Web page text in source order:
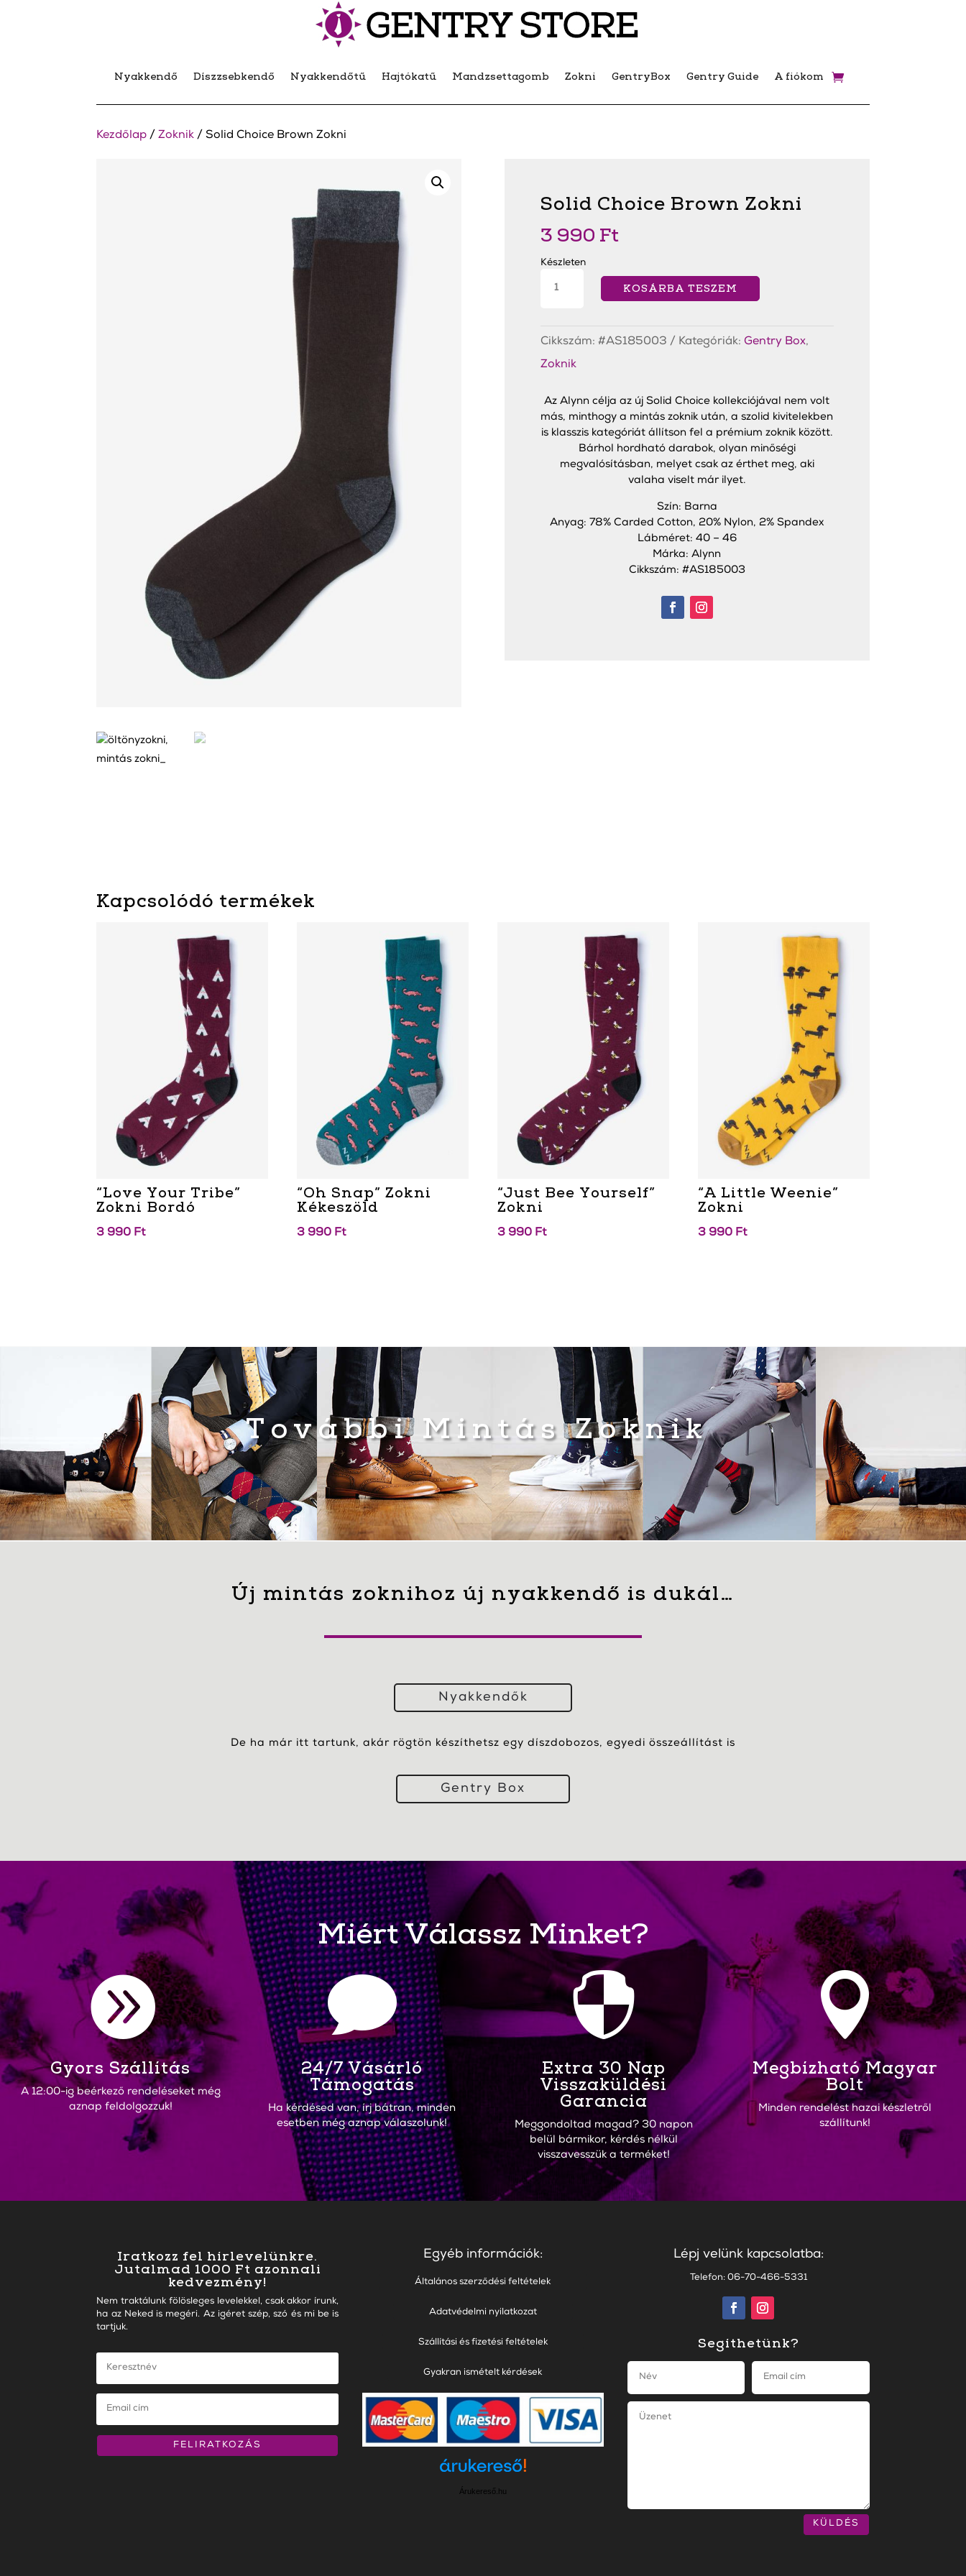
Nyakkendő Díszzsebkendő Nyakkendőtű Hajtókatű Mandzsettagomb Zokni GentryBox Gentry Guide A fiókom
Kezdőlap /Zoknik / Solid Choice Brown Zokni
Solid Choice Brown Zokni
3 990 Ft
Készleten
Choice
KOSÁRBA TESZEM
Cikkszám: #AS185003 Kategóriák: Gentry Box,
Zoknik
Az Alynn célja az új Solid Choice kollekciójával nem volt
más, minthogy a mintás zoknik után, a szolid kivitelekben
is klasszis kategóriát állítson fel a prémium zoknik között.
Bárhol hordható darabok, olyan minőségi
megvalósításban, melyet csak az érthet meg, aki
valaha viselt már ilyet.
Szín: Barna
Anyag: 78% Carded Cotton, 20% Nylon, 2% Spandex
Lábméret: 40 – 46
Márka: Alynn
Cikkszám: #AS185003
Kapcsolódó termékek
“Love Your Tribe”
Zokni Bordó
3 990 Ft
“Oh Snap” Zokni
Kékeszöld
3 990 Ft
“Just Bee Yourself”
Zokni
3 990 Ft
“A Little Weenie”
Zokni
3 990 Ft
További Mintás Zoknik
Új mintás zoknihoz új nyakkendő is dukál…
Nyakkendők
De ha már itt tartunk, akár rögtön készíthetsz egy díszdobozos, egyedi összeállítást is
Gentry Box
Miért Válassz Minket?

Gyors Szállítás
A 12:00-ig beérkező rendeléseket még
aznap feldolgozzuk!

24/7 Vásárló
Támogatás
Ha kérdésed van, írj bátran, minden
esetben még aznap válaszolunk!

Extra 30 Nap
Visszaküldési
Garancia
Meggondoltad magad? 30 napon
belül bármikor, kérdés nélkül
visszavesszük a terméket!

Megbízható Magyar
Bolt
Minden rendelést hazai készletről
szállítunk!
Iratkozz fel hírlevelünkre.
Jutalmad 1000 Ft azonnali
kedvezmény!
Nem traktálunk fölösleges levelekkel, csak akkor írunk,
ha az Neked is megéri. Az igéret szép, szó és mi be is
tartjuk.
FELIRATKOZÁS
Egyéb információk:
Általános szerződési feltételek
Adatvédelmi nyilatkozat
Szállítási és fizetési feltételek
Gyakran ismételt kérdések
Árukereső.hu
Lépj velünk kapcsolatba:
Telefon: 06-70-466-5331
Segíthetünk?
KÜLDÉS